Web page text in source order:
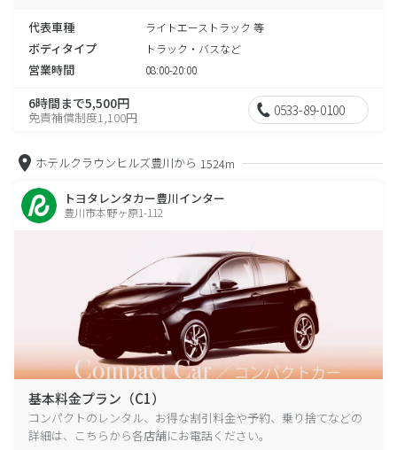
代表車種 ライトエーストラック 等
ボディタイプ トラック・バスなど
営業時間 08:00-20:00
6時間まで5,500円
免責補償制度1,100円 0533-89-0100
ホテルクラウンヒルズ豊川から 1524m
トヨタレンタカー豊川インター
豊川市本野ヶ原1-112
基本料金プラン（C1）
コンパクトのレンタル、お得な割引料金や予約、乗り捨てなどの
詳細は、こちらから各店舗にお電話ください。